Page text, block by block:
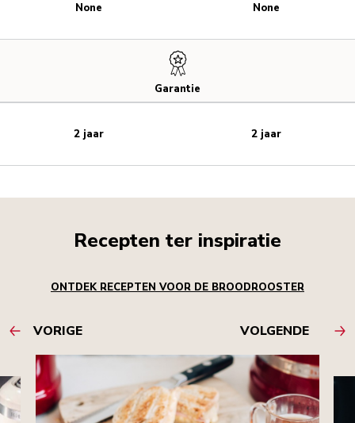
Garantie
None
2 jaar
None
2 jaar
Recepten ter inspiratie
ONTDEK RECEPTEN VOOR DE BROODROOSTER
VORIGE VOLGENDE